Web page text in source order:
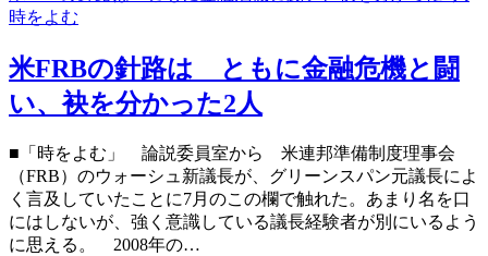
時をよむ
米FRBの針路は ともに金融危機と闘
い、袂を分かった2人
■「時をよむ」 論説委員室から 米連邦準備制度理事会
（FRB）のウォーシュ新議長が、グリーンスパン元議長によ
く言及していたことに7月のこの欄で触れた。あまり名を口
にはしないが、強く意識している議長経験者が別にいるよう
に思える。 2008年の…